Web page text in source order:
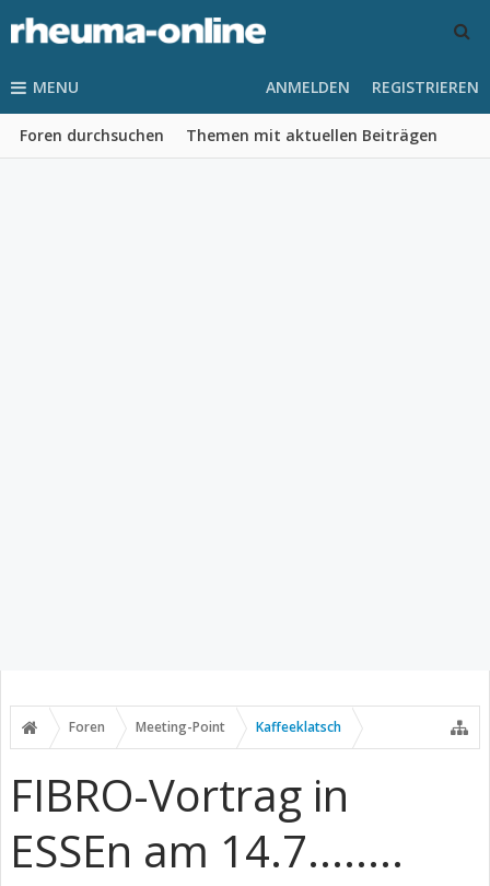
MENU
Foren durchsuchen Themen mit aktuellen Beiträgen
ANMELDEN REGISTRIEREN
Foren Meeting-Point Kaffeeklatsch
FIBRO-Vortrag in
ESSEn am 14.7........